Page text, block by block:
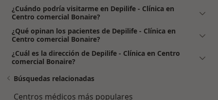
¿Cuándo podría visitarme en Depilife - Clínica en
Centro comercial Bonaire?
¿Qué opinan los pacientes de Depilife - Clínica en
Centro comercial Bonaire?
¿Cuál es la dirección de Depilife - Clínica en Centro
comercial Bonaire?
Búsquedas relacionadas
Centros médicos más populares